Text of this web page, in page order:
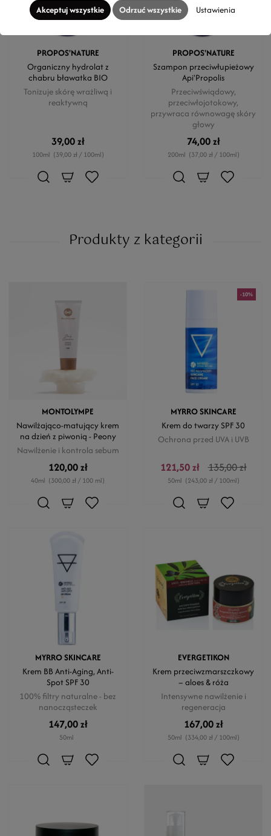
PROPOS'NATURE
Organiczny hydrolat z
chabru bławatka BIO
Tonizuje skórę wrażliwą i
reaktywną
39,00 zł
100ml (39,00 zł / 100ml)
PROPOS'NATURE
Szampon przeciwłupieżowy
Api'Propolis
Przeciwświądowy,
przeciwłojotokowy,
przywraca równowagę skóry
głowy
74,00 zł
200ml (37,00 zł / 100ml)
Produkty z kategorii
MONTOLYMPE
Nawilżająco-matujący krem
na dzień z piwonią - Peony
Nawilżenie i kontrola sebum
120,00 zł
40ml (300,00 zł / 100 ml)
-10%
MYRRO SKINCARE
Krem do twarzy SPF 30
Ochrona przed UVA i UVB
121,50 zł 135,00 zł
50ml (243,00 zł / 100ml)
MYRRO SKINCARE
Krem BB Anti-Aging, Anti-
Spot SPF 30
100% filtry naturalne - bez
nanocząsteczek
147,00 zł
50ml
EVERGETIKON
Krem przeciwzmarszczkowy
– aloes & róża
Intensywne nawilżenie i
regeneracja
167,00 zł
50ml (334,00 zł / 100ml)
Akceptuj wszystkie Odrzuć wszystkie Ustawienia